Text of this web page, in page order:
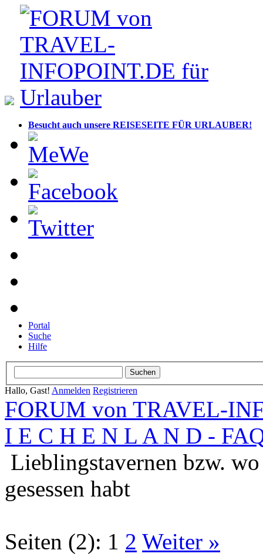
Besucht auch unsere REISESEITE FÜR URLAUBER!
Portal
Suche
Hilfe
Hallo, Gast! Anmelden Registrieren
FORUM von TRAVEL-
I E C H E N L A N D -
Lieblingstavernen bzw.
gesessen habt
Seiten (2): 1 2 Weiter »